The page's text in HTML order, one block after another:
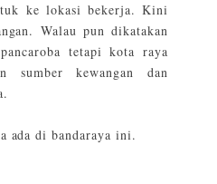
ke lokasi bekerja. Kini
Walau pun dikatakan
tetapi kota raya
kewangan dan
ada di bandaraya ini.